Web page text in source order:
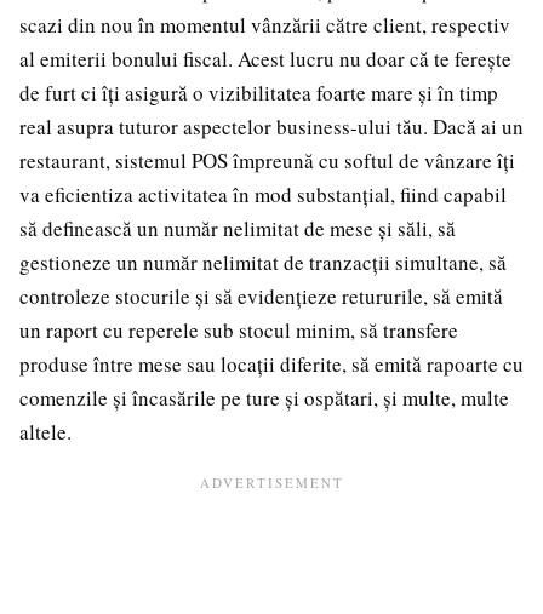
scazi din nou în momentul vânzării către client, respectiv
al emiterii bonului fiscal. Acest lucru nu doar că te ferește
de furt ci îți asigură o vizibilitatea foarte mare și în timp
real asupra tuturor aspectelor business-ului tău. Dacă ai un
restaurant, sistemul POS împreună cu softul de vânzare îți
va eficientiza activitatea în mod substanțial, fiind capabil
să definească un număr nelimitat de mese și săli, să
gestioneze un număr nelimitat de tranzacții simultane, să
controleze stocurile și să evidențieze retururile, să emită
un raport cu reperele sub stocul minim, să transfere
produse între mese sau locații diferite, să emită rapoarte cu
comenzile și încasările pe ture și ospătari, și multe, multe
altele.